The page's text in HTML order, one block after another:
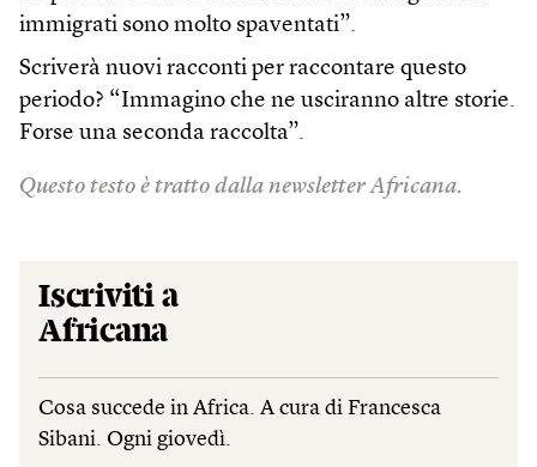
immigrati sono molto spaventati”.
Scriverà nuovi racconti per raccontare questo
periodo? “Immagino che ne usciranno altre storie.
Forse una seconda raccolta”.
Questo testo è tratto dalla newsletter Africana.
Iscriviti a
Africana
Cosa succede in Africa. A cura di Francesca
Sibani. Ogni giovedì.